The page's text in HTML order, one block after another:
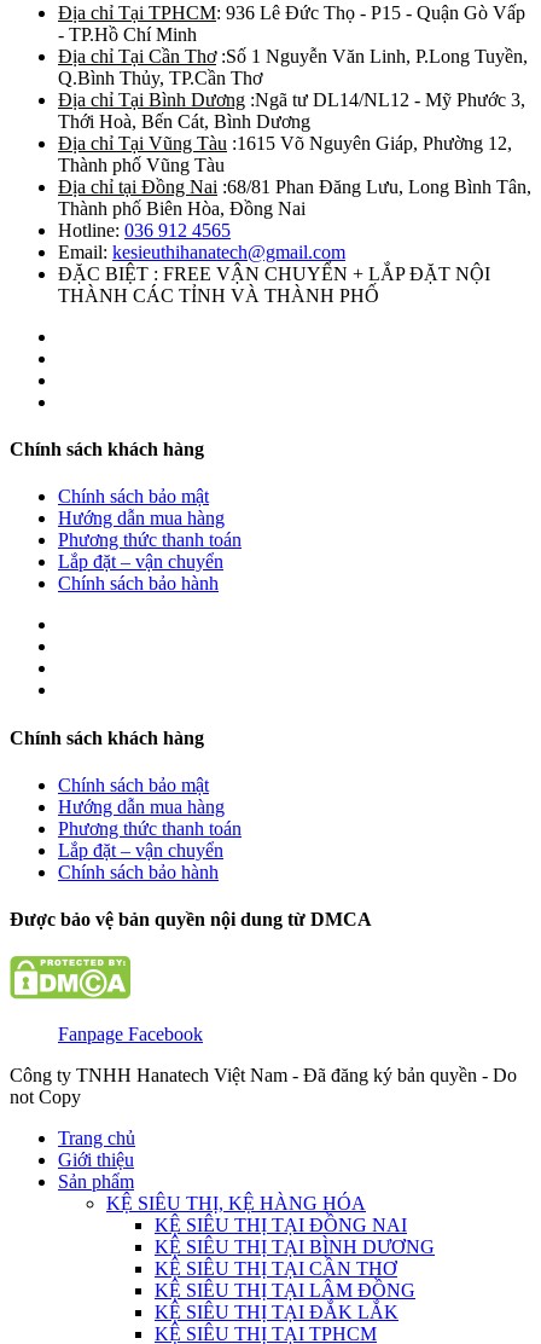
Địa chỉ Tại TPHCM: 936 Lê Đức Thọ - P15 - Quận Gò Vấp
- TP.Hồ Chí Minh
Địa chỉ Tại Cần Thơ:Số 1 Nguyễn Văn Linh, P.Long Tuyền,
Q.Bình Thủy, TP.Cần Thơ
Địa chỉ Tại Bình Dương :Ngã tư DL14/NL12 - Mỹ Phước 3,
Thới Hoà, Bến Cát, Bình Dương
Địa chỉ Tại Vũng Tàu :1615 Võ Nguyên Giáp, Phường 12,
Thành phố Vũng Tàu
Địa chỉ tại Đồng Nai :68/81 Phan Đăng Lưu, Long Bình Tân,
Thành phố Biên Hòa, Đồng Nai
Hotline: 036 912 4565
Email: kesieuthihanatech@gmail.com
ĐẶC BIỆT : FREE VẬN CHUYỂN + LẮP ĐẶT NỘI
THÀNH CÁC TỈNH VÀ THÀNH PHỐ
Chính sách khách hàng
Chính sách bảo mật
Hướng dẫn mua hàng
Phương thức thanh toán
Lắp đặt – vận chuyển
Chính sách bảo hành
Chính sách khách hàng
Chính sách bảo mật
Hướng dẫn mua hàng
Phương thức thanh toán
Lắp đặt – vận chuyển
Chính sách bảo hành
Được bảo vệ bản quyền nội dung từ DMCA
Fanpage Facebook
Công ty TNHH Hanatech Việt Nam - Đã đăng ký bản quyền - Do
not Copy
Trang chủ
Giới thiệu
Sản phẩm
KỆ SIÊU THỊ, KỆ HÀNG HÓA
KỆ SIÊU THỊ TẠI ĐỒNG NAI
KỆ SIÊU THỊ TẠI BÌNH DƯƠNG
KỆ SIÊU THỊ TẠI CẦN THƠ
KỆ SIÊU THỊ TẠI LÂM ĐỒNG
KỆ SIÊU THỊ TẠI ĐẮK LẮK
KỆ SIÊU THỊ TẠI TPHCM